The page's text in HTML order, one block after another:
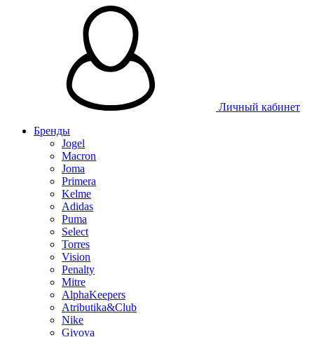
Личный кабинет
Бренды
Jogel
Macron
Joma
Primera
Kelme
Adidas
Puma
Select
Torres
Vision
Penalty
Mitre
AlphaKeepers
Atributika&Club
Nike
Givova